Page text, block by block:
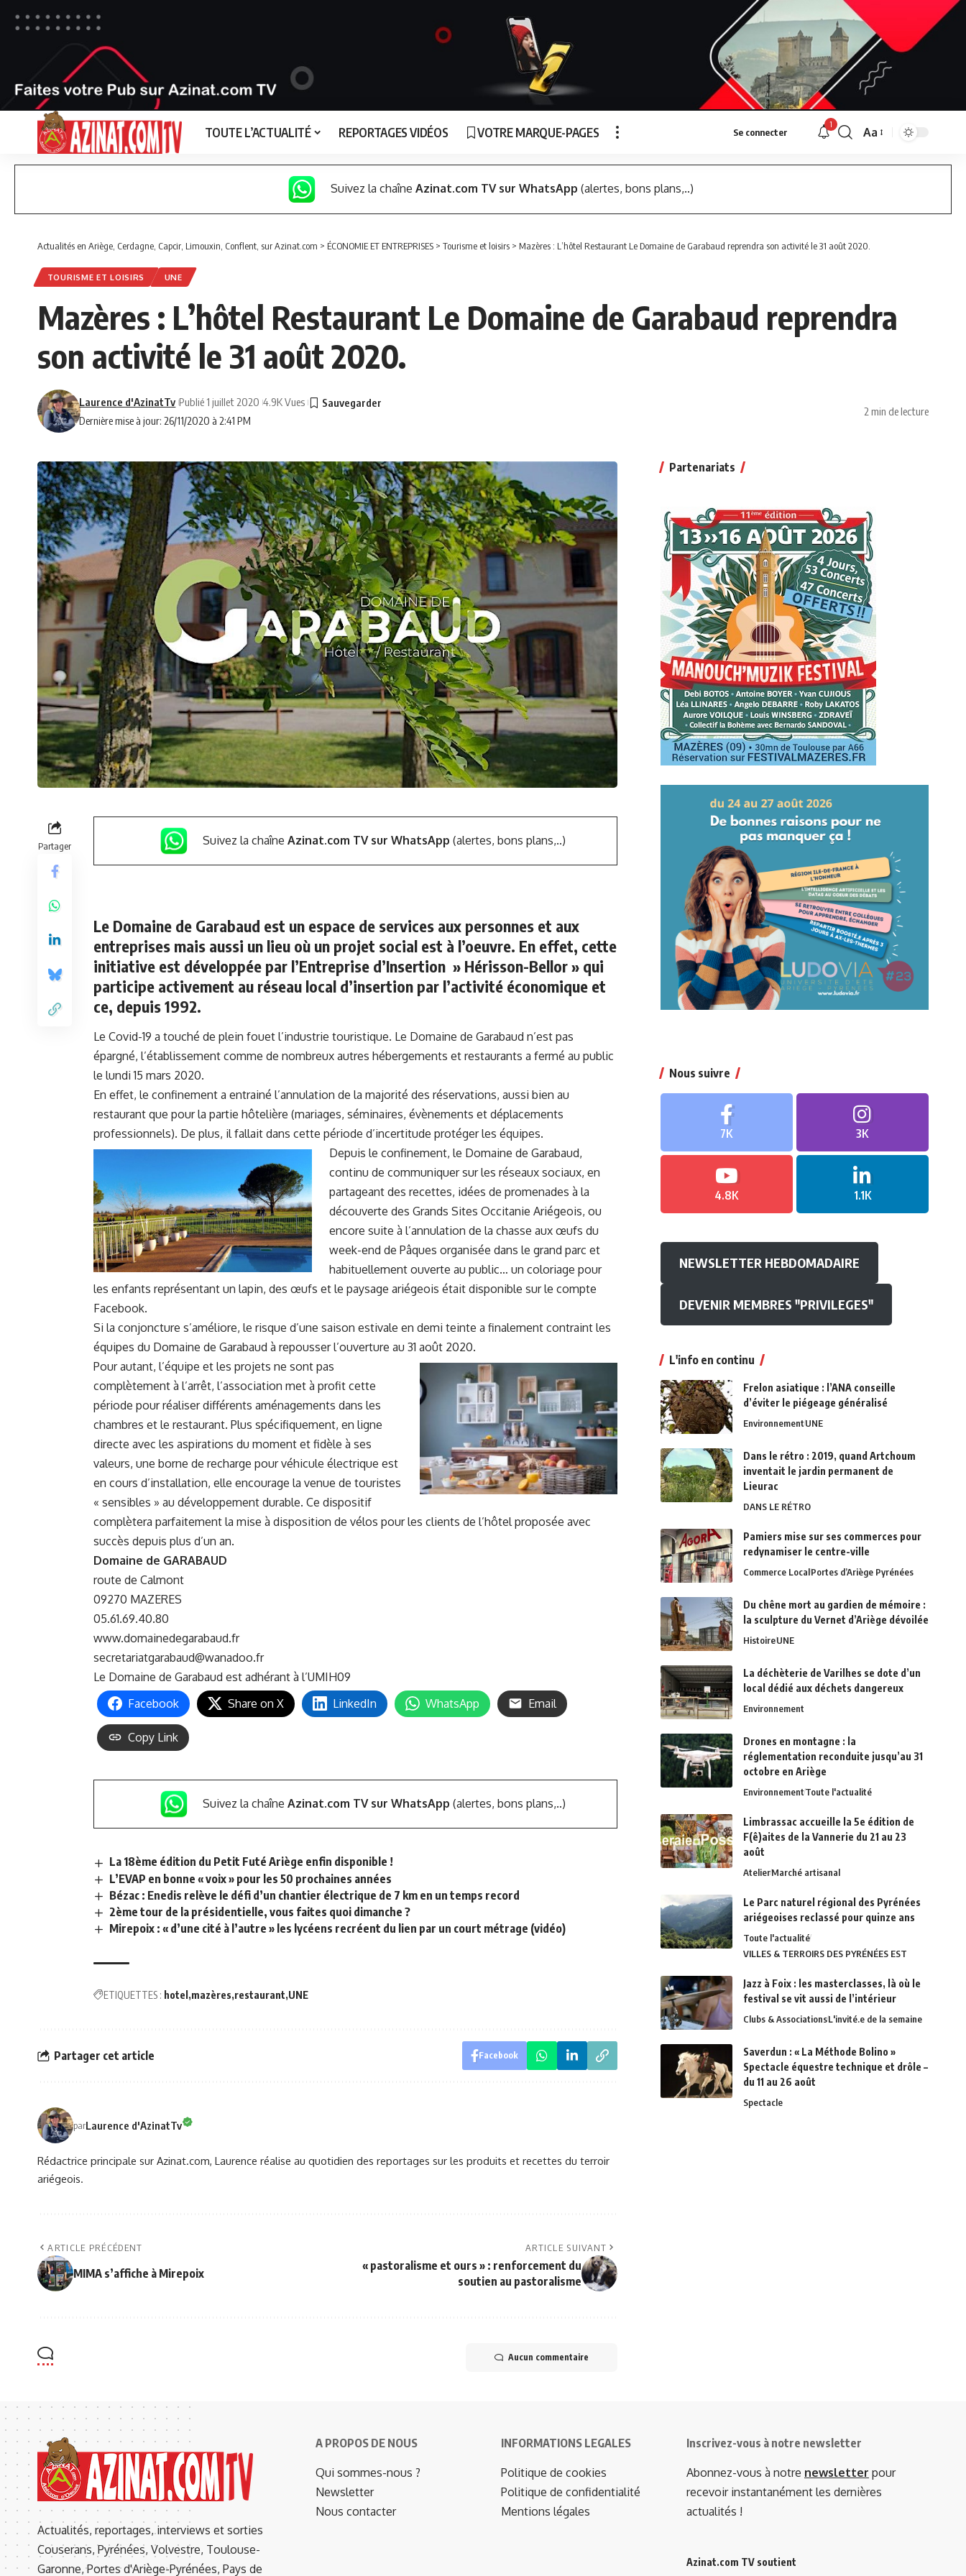
TOUTE L’ACTUALITÉ REPORTAGES VIDÉOS VOTRE MARQUE-PAGES Se connecter
1
Font
Aa
Suivez la chaîne Azinat.com TV sur WhatsApp (alertes, bons plans,..)
Actualités en Ariège, Cerdagne, Capcir, Limouxin, Conflent, sur Azinat.com > ÉCONOMIE ET ENTREPRISES > Tourisme et loisirs > Mazères : L’hôtel Restaurant Le Domaine de Garabaud reprendra son activité le 31 août 2020.
TOURISME ET LOISIRS UNE
Mazères : L’hôtel Restaurant Le Domaine de Garabaud reprendra
son activité le 31 août 2020.
Dernière mise à jour: 26/11/2020 à 2:41 PM
Laurence d'AzinatTv Publié 1 juillet 2020 4.9K Vues
2 min de lecture
Partager Suivez la chaîne Azinat.com TV sur WhatsApp (alertes, bons plans,..)
Le Domaine de Garabaud est un espace de services aux personnes et aux
entreprises mais aussi un lieu où un projet social est à l’oeuvre. En effet, cette
initiative est développée par l’Entreprise d’Insertion » Hérisson-Bellor » qui
participe activement au réseau local d’insertion par l’activité économique et
ce, depuis 1992.
Le Covid-19 a touché de plein fouet l’industrie touristique. Le Domaine de Garabaud n’est pas
épargné, l’établissement comme de nombreux autres hébergements et restaurants a fermé au public
le lundi 15 mars 2020.
En effet, le confinement a entrainé l’annulation de la majorité des réservations, aussi bien au
restaurant que pour la partie hôtelière (mariages, séminaires, évènements et déplacements
professionnels). De plus, il fallait dans cette période d’incertitude protéger les équipes.
Depuis le confinement, le Domaine de Garabaud,
continu de communiquer sur les réseaux sociaux, en
partageant des recettes, idées de promenades à la
découverte des Grands Sites Occitanie Ariégeois, ou
encore suite à l’annulation de la chasse aux œufs du
week-end de Pâques organisée dans le grand parc et
habituellement ouverte au public… un coloriage pour
les enfants représentant un lapin, des œufs et le paysage ariégeois était disponible sur le compte
Facebook.
Si la conjoncture s’améliore, le risque d’une saison estivale en demi teinte a finalement contraint les
équipes du Domaine de Garabaud à repousser l’ouverture au 31 août 2020.
Pour autant, l’équipe et les projets ne sont pas
complètement à l’arrêt, l’association met à profit cette
période pour réaliser différents aménagements dans les
chambres et le restaurant. Plus spécifiquement, en ligne
directe avec les aspirations du moment et fidèle à ses
valeurs, une borne de recharge pour véhicule électrique est
en cours d’installation, elle encourage la venue de touristes
« sensibles » au développement durable. Ce dispositif
complètera parfaitement la mise à disposition de vélos pour les clients de l’hôtel proposée avec
succès depuis plus d’un an.
Domaine de GARABAUD
route de Calmont
09270 MAZERES
05.61.69.40.80
www.domainedegarabaud.fr
secretariatgarabaud@wanadoo.fr
Le Domaine de Garabaud est adhérant à l’UMIH09
Facebook
Share on X LinkedIn WhatsApp Email
Copy Link
Suivez la chaîne Azinat.com TV sur WhatsApp (alertes, bons plans,..)
La 18ème édition du Petit Futé Ariège enfin disponible !
L’EVAP en bonne « voix » pour les 50 prochaines années
Bézac : Enedis relève le défi d’un chantier électrique de 7 km en un temps record
2ème tour de la présidentielle, vous faites quoi dimanche ?
Mirepoix : « d’une cité à l’autre » les lycéens recréent du lien par un court métrage (vidéo)
ETIQUETTES : hotel mazères restaurant UNE
Partager cet article Facebook
parLaurence d'AzinatTv
Rédactrice principale sur Azinat.com, Laurence réalise au quotidien des reportages sur les produits et recettes du terroir
ariégeois.
ARTICLE PRÉCÉDENT
MIMA s’affiche à Mirepoix
ARTICLE SUIVANT
« pastoralisme et ours » : renforcement du
soutien au pastoralisme
Aucun commentaire
Partenariats
Nous suivre
7K 3K
4.8K 1.1K
NEWSLETTER HEBDOMADAIRE
DEVENIR MEMBRES "PRIVILEGES"
L'info en continu
Frelon asiatique : l’ANA conseille
d’éviter le piégeage généralisé
EnvironnementUNE
Dans le rétro : 2019, quand Artchoum
inventait le jardin permanent de
Lieurac
DANS LE RÉTRO
Pamiers mise sur ses commerces pour
redynamiser le centre-ville
Commerce LocalPortes d’Ariège Pyrénées
Du chêne mort au gardien de mémoire :
la sculpture du Vernet d’Ariège dévoilée
HistoireUNE
La déchèterie de Varilhes se dote d’un
local dédié aux déchets dangereux
Environnement
Drones en montagne : la
réglementation reconduite jusqu’au 31
octobre en Ariège
EnvironnementToute l'actualité
Limbrassac accueille la 5e édition de
F(ê)aites de la Vannerie du 21 au 23
août
AtelierMarché artisanal
Le Parc naturel régional des Pyrénées
ariégeoises reclassé pour quinze ans
Toute l'actualité
VILLES & TERROIRS DES PYRÉNÉES EST
Jazz à Foix : les masterclasses, là où le
festival se vit aussi de l’intérieur
Clubs & AssociationsL'invité.e de la semaine
Saverdun : « La Méthode Bolino »
Spectacle équestre technique et drôle –
du 11 au 26 août
Spectacle
Actualités, reportages, interviews et sorties
Couserans, Pyrénées, Volvestre, Toulouse-
Garonne, Portes d'Ariège-Pyrénées, Pays de
A PROPOS DE NOUS
Qui sommes-nous ?
Newsletter
Nous contacter
INFORMATIONS LEGALES
Politique de cookies
Politique de confidentialité
Mentions légales
Inscrivez-vous à notre newsletter
Abonnez-vous à notre newsletter pour
recevoir instantanément les dernières
actualités !
Azinat.com TV soutient